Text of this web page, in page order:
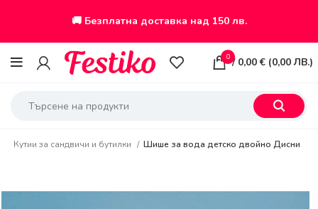
🚚 Безплатна доставка над 150 лв.
0 / 0,00€ (0,00 ЛВ.)
Кутии за сандвичи и бутилки Шише за вода детско двойно Дисни